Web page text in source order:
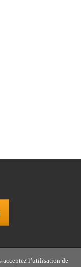
acceptez l’utilisation de